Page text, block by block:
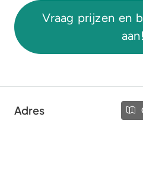
Vraag prijzen en
aan!
Adres